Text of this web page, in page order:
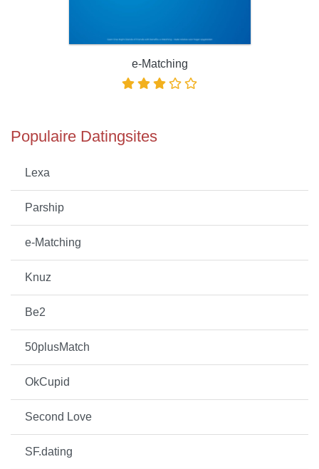
e-Matching
Populaire Datingsites
Lexa
Parship
e-Matching
Knuz
Be2
50plusMatch
OkCupid
Second Love
SF.dating